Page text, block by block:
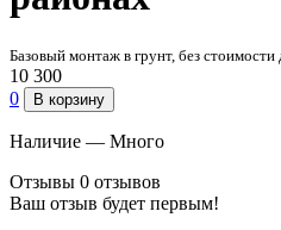
Базовый монтаж в грунт, без
10 300
0
В корзину
Наличие — Много
Отзывы 0 отзывов
Ваш отзыв будет первым!